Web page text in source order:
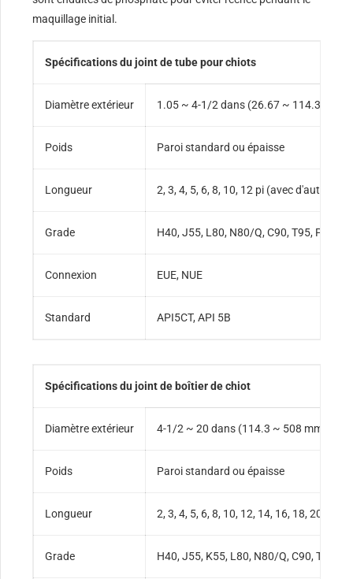
maquillage initial.
Spécifications du joint de tube pour chiots
Diamètre extérieur 1.05 ~ 4-1/2 dans (26.67 ~ 114.3 mm)
Poids Paroi standard ou épaisse
Longueur 2, 3, 4, 5, 6, 8, 10, 12 pi (avec d'autres
Grade H40, J55, L80, N80/Q, C90, T95, P110
Connexion EUE, NUE
Standard API5CT, API 5B
Spécifications du joint de boîtier de chiot
Diamètre extérieur 4-1/2 ~ 20 dans (114.3 ~ 508 mm)
Poids Paroi standard ou épaisse
Longueur 2, 3, 4, 5, 6, 8, 10, 12, 14, 16, 18, 20 pi
Grade H40, J55, K55, L80, N80/Q, C90, T95,